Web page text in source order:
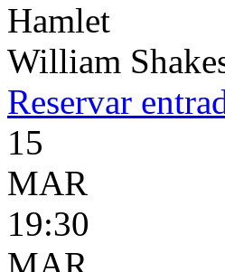
Hamlet
William
Reservar
15
MAR
19:30